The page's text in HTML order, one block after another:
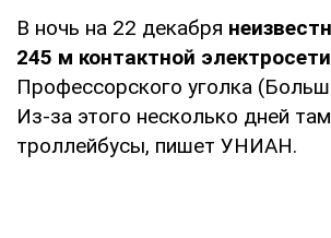
В ночь на 22 декабря
245 м контактной электросети
Профессорского уголка
Из-за этого несколько дней
троллейбусы, пишет УНИАН.